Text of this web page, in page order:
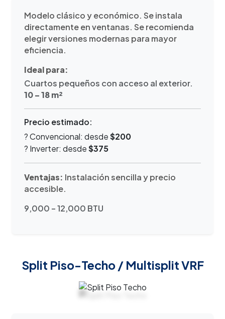
Modelo clásico y económico. Se instala
directamente en ventanas. Se recomienda
elegir versiones modernas para mayor
eficiencia.
Ideal para:
Cuartos pequeños con acceso al exterior.
10 – 18 m²
Precio estimado:
? Convencional: desde$200
? Inverter: desde$375
Ventajas: Instalación sencilla y precio
accesible.
9,000 – 12,000 BTU
Split Piso-Techo / Multisplit VRF